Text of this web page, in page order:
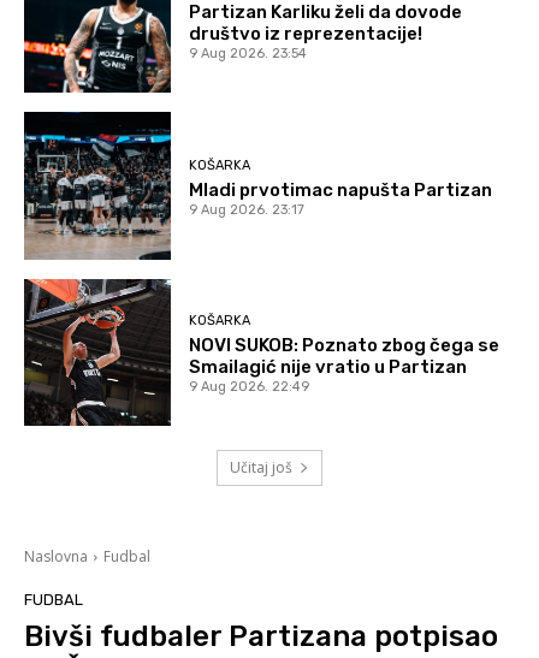
Partizan Karliku želi da dovode
društvo iz reprezentacije!
9 Aug 2026. 23:54
KOŠARKA
Mladi prvotimac napušta Partizan
9 Aug 2026. 23:17
KOŠARKA
NOVI SUKOB: Poznato zbog čega se
Smailagić nije vratio u Partizan
9 Aug 2026. 22:49
Učitaj još